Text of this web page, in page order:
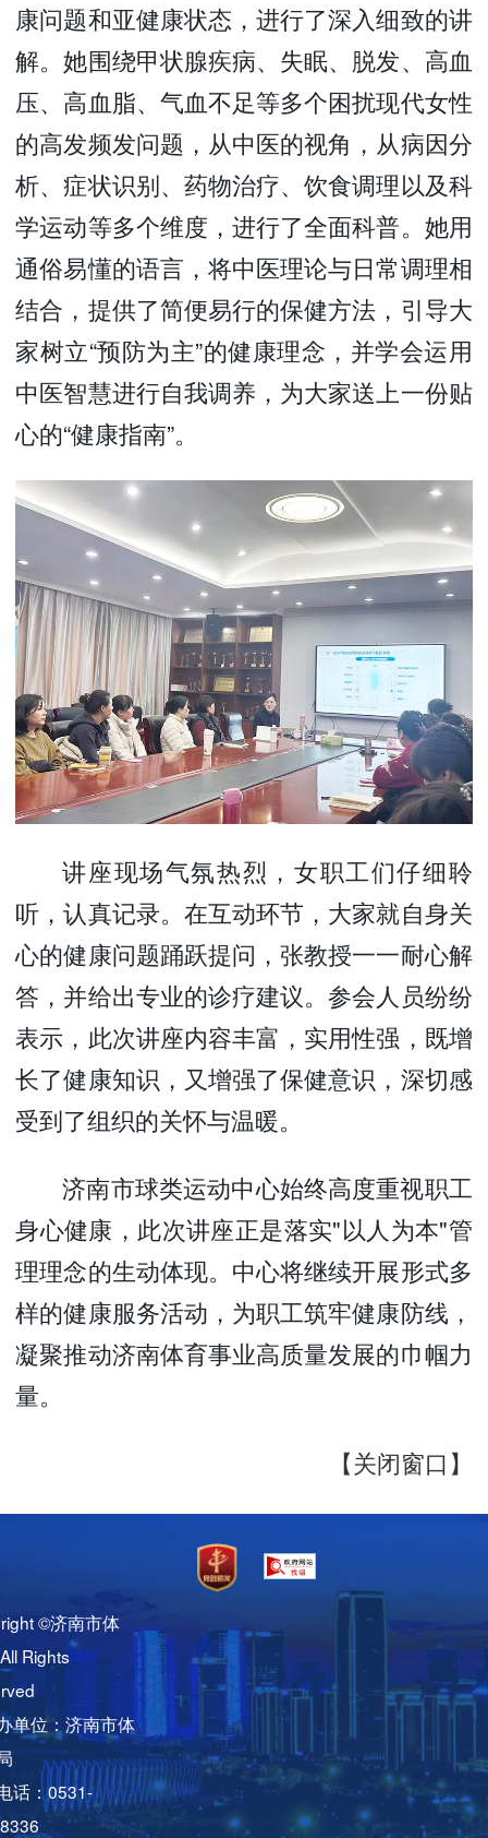
康问题和亚健康状态，进行了深入细致的讲
解。她围绕甲状腺疾病、失眠、脱发、高血
压、高血脂、气血不足等多个困扰现代女性
的高发频发问题，从中医的视角，从病因分
析、症状识别、药物治疗、饮食调理以及科
学运动等多个维度，进行了全面科普。她用
通俗易懂的语言，将中医理论与日常调理相
结合，提供了简便易行的保健方法，引导大
家树立“预防为主”的健康理念，并学会运用
中医智慧进行自我调养，为大家送上一份贴
心的“健康指南”。
讲座现场气氛热烈，女职工们仔细聆
听，认真记录。在互动环节，大家就自身关
心的健康问题踊跃提问，张教授一一耐心解
答，并给出专业的诊疗建议。参会人员纷纷
表示，此次讲座内容丰富，实用性强，既增
长了健康知识，又增强了保健意识，深切感
受到了组织的关怀与温暖。
济南市球类运动中心始终高度重视职工
身心健康，此次讲座正是落实"以人为本"管
理理念的生动体现。中心将继续开展形式多
样的健康服务活动，为职工筑牢健康防线，
凝聚推动济南体育事业高质量发展的巾帼力
量。
【关闭窗口】
©济南市体
Rights
单位：济南市体
话：0531-